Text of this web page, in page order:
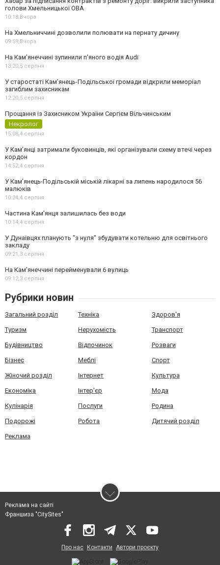
голови Хмельницької ОВА
10:18, Вчора
На Хмельниччині дозволили полювати на пернату дичину
09:59, Вчора
На Камʼянеччині зупинили п'яного водія Audi
13:20,5 серпня
У старостаті Кам’янець-Подільської громади відкрили меморіал
загиблим захисникам
12:20,5 серпня
Прощання із Захисником України Сергієм Вільчинським
Некролог
15:08,4 серпня
У Кам’янці затримали буковинців, які організували схему втечі через
кордон
14:52,4 серпня
У Кам’янець-Подільській міській лікарні за липень народилося 56
малюків
10:24,4 серпня
Частина Кам'янця залишилась без води
10:14,4 серпня
У Дунаївцях планують "з нуля" збудувати котельню для освітнього
закладу
09:21,3 серпня
На Камʼянеччині перейменували 6 вулиць
09:12,3 серпня
Рубрики новин
Загальний розділ Техніка Здоров'я
Туризм Нерухомість Транспорт
Будівництво Відпочинок Розваги
Бізнес Меблі Спорт
Жіночий розділ Інтернет Культура
Економіка Інтер'єр Мода
Кулінарія Послуги Родина
Подорожі Робота Дитячий розділ
Реклама
Реклама на сайті
Франшиза "CitySites"
Про нас Контакти Автори проєкту